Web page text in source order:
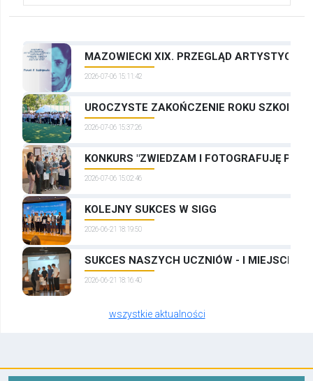
MAZOWIECKI XIX. PRZEGLĄD
2026-07-06 15:11:42
UROCZYSTE ZAKOŃCZENIE ROKU
2026-07-06 15:37:26
KONKURS "ZWIEDZAM I FOTOGRAFUJĘ
2026-07-06 15:02:46
KOLEJNY SUKCES W SIGG
2026-06-21 18:19:50
SUKCES NASZYCH UCZNIÓW - I MIEJSCE W
2026-06-21 18:16:40
wszystkie aktualności